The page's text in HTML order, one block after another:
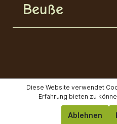
Beuße
Diese Website verwendet
Erfahrung bieten zu
Ablehnen